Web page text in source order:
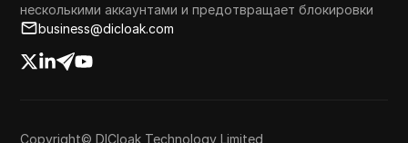
несколькими аккаунтами и предотвращает блокировки
business@dicloak.com
Copyright© DICloak Technology Limited